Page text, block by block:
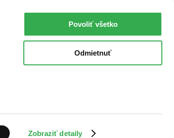
Zobraziť detaily
Povoliť všetko
Odmietnuť